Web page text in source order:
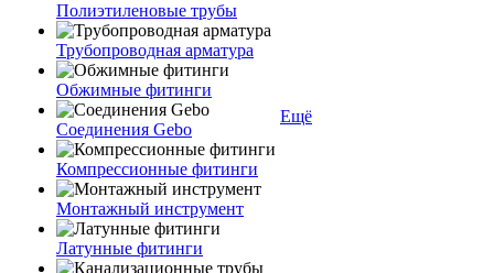
Полиэтиленовые трубы
Трубопроводная арматура
Обжимные фитинги
Соединения Gebo
Компрессионные фитинги
Монтажный инструмент
Латунные фитинги
Ещё